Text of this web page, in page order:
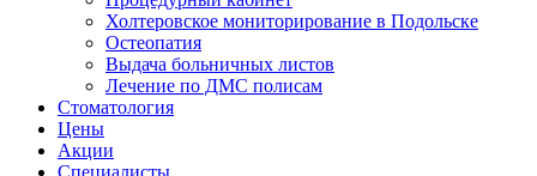
Холтеровское мониторирование в Подольске
Остеопатия
Выдача больничных листов
Лечение по ДМС полисам
Стоматология
Цены
Акции
Специалисты